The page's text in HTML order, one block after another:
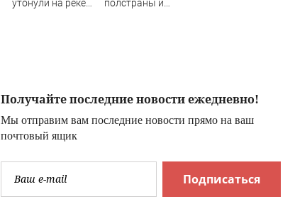
утонули на реке
полстраны и
Получайте последние новости ежедневно!
Мы отправим вам последние новости прямо на ваш
почтовый ящик
Подписаться